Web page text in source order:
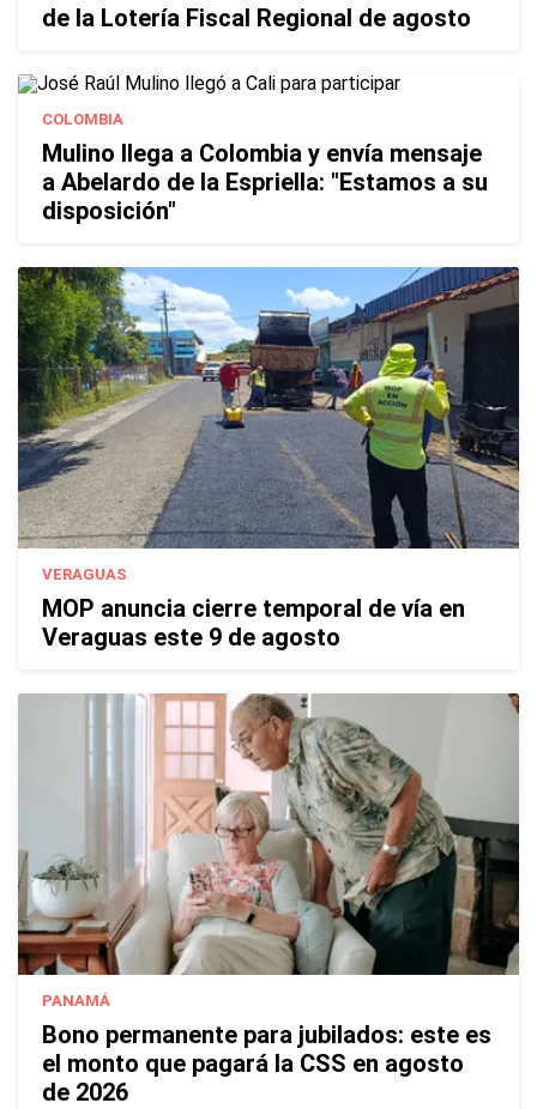
de la Lotería Fiscal Regional de agosto
COLOMBIA
Mulino llega a Colombia y envía mensaje
a Abelardo de la Espriella: "Estamos a su
disposición"
VERAGUAS
MOP anuncia cierre temporal de vía en
Veraguas este 9 de agosto
PANAMÁ
Bono permanente para jubilados: este es
el monto que pagará la CSS en agosto
de 2026